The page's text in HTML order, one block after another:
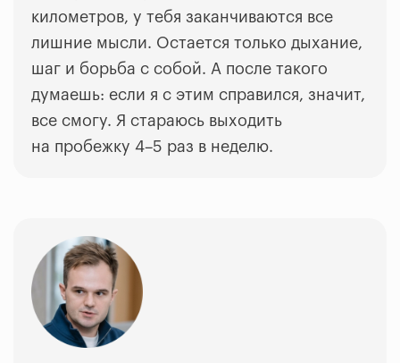
километров, у тебя заканчиваются все
лишние мысли. Остается только дыхание,
шаг и борьба с собой. А после такого
думаешь: если я с этим справился, значит,
все смогу. Я стараюсь выходить
на пробежку 4–5 раз в неделю.